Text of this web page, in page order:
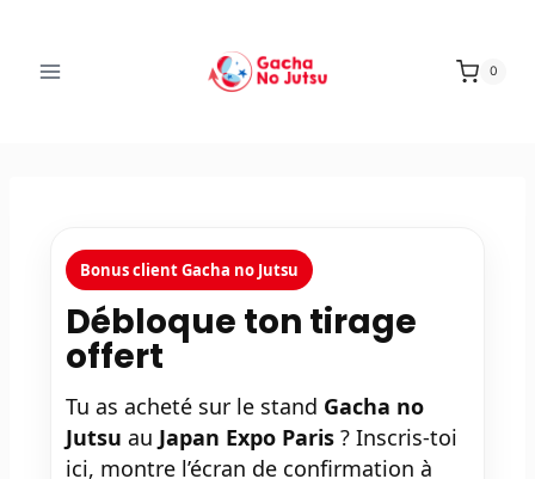
0
Bonus client Gacha no Jutsu
Débloque ton tirage
offert
Tu as acheté sur le stand Gacha no
Jutsu au Japan Expo Paris ? Inscris-toi
ici, montre l’écran de confirmation à